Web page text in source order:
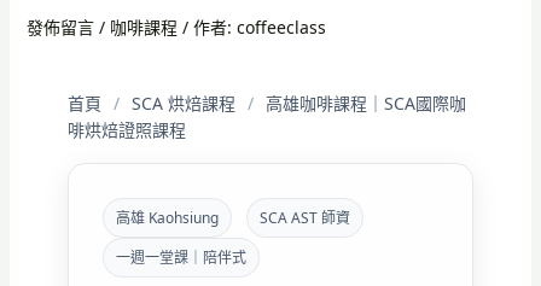
發佈留言 / 咖啡課程 / 作者: coffeeclass
首頁 / SCA 烘焙課程 / 高雄咖啡課程｜SCA國際咖
啡烘焙證照課程
高雄 Kaohsiung
SCA AST 師資
一週一堂課｜陪伴式